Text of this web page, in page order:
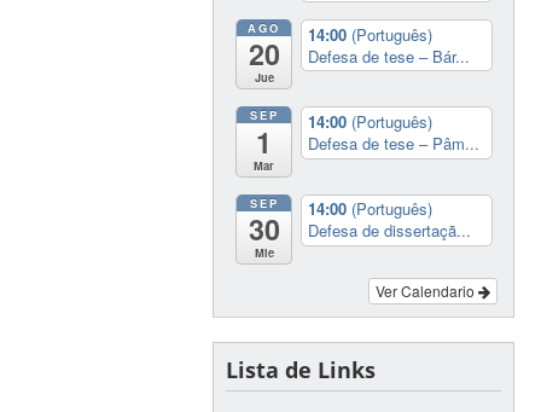
AGO
20
Jue
14:00 (Português)
Defesa de tese – Bár...
SEP
1
Mar
14:00 (Português)
Defesa de tese – Pâm...
SEP
30
Mie
14:00 (Português)
Defesa de dissertaçã...
Ver Calendario
Lista de Links